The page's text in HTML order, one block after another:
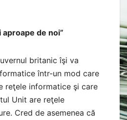
de noi”
britanic îşi va
într-un mod care
reţele informatice şi care
Unit are reţele
Cred de asemenea că